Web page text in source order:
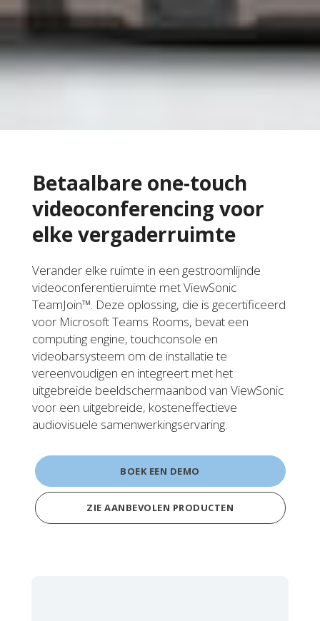
Betaalbare one-touch
videoconferencing voor
elke vergaderruimte
Verander elke ruimte in een gestroomlijnde
videoconferentieruimte met ViewSonic
TeamJoin™. Deze oplossing, die is gecertificeerd
voor Microsoft Teams Rooms, bevat een
computing engine, touchconsole en
videobarsysteem om de installatie te
vereenvoudigen en integreert met het
uitgebreide beeldschermaanbod van ViewSonic
voor een uitgebreide, kosteneffectieve
audiovisuele samenwerkingservaring.
BOEK EEN DEMO
ZIE AANBEVOLEN PRODUCTEN